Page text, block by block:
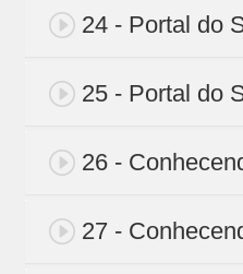
24 - Portal do
25 - Portal do
26 -
27 -